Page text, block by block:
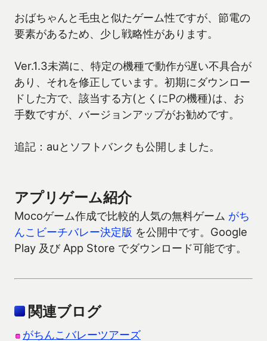
おばちゃんと毛虫と似たゲーム性ですが、節電の
要素があるため、少し戦略性があります。
Ver.1.3未満に、特定の機種で動作が遅い不具合が
あり、それを修正しています。初期にダウンロー
ドした方で、該当する方(とくにPの機種)は、お
手数ですが、バージョンアップがお勧めです。
追記：auとソフトバンクも公開しました。
アプリゲーム紹介
Mocoゲーム作成で比較的人気の無料ゲーム がち
んこビーチバレー決定版 を公開中です。Google
Play 及び App Store でダウンロード可能です。
関連ブログ
がちんこバレーツアーズ